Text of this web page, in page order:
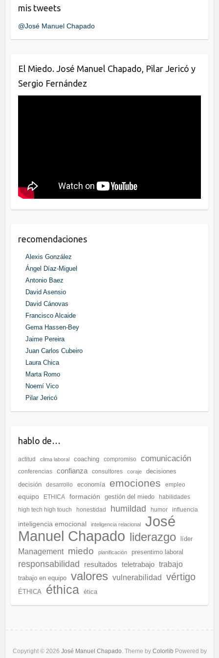
b
o
k
n
mis tweets
@José Manuel Chapado
El Miedo. José Manuel Chapado, Pilar Jericó y
Sergio Fernández
recomendaciones
Alexis González
Ángel Díaz-Miguel
Antonio Baez
David Asensio
David Cánovas
Francisco Alcaide
Gema Hassen-Bey
Jaime Pereira
Juan Carlos Cubeiro
Laura Chica
Marta Romo
Noemí Vico
Pilar Jericó
hablo de…
actitud clima laboral coaching compromiso comunicación
conferencias confianza consultores coraje
decisiones
decisión
desarrollo economía emociones empleo
equipo ETHICA formación gestión del miedo
habilidades
high tech high touch
honestidad humildad humor influencia
inteligencia emocional inteligencia relacional
José
Manuel Chapado liderazgo líder
Management miedo planificación presentimo laboral
responsabilidad resultados teletrabajo trabajo
trabajo en equipo valores vulnerabilidad vértigo
ÉTHICA éthica ética
Copyright © 2026 José Manuel Chapado . Theme by Colorlib Powered by